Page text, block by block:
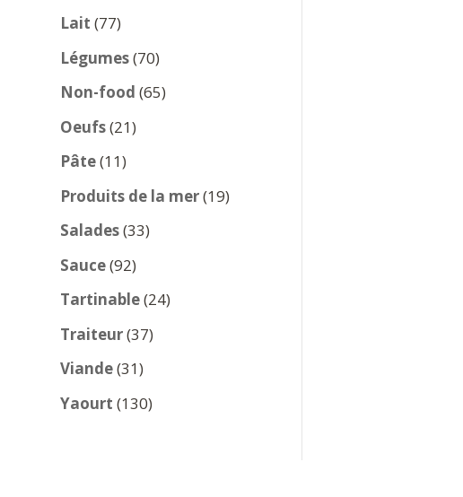
Lait 7777
produits
Légumes 7070
produits
Non-food 6565
Oeufs 2121
Pâte 1111
produits
Produits de la mer 1919
Salades 3333
Sauce 9292
produits
Tartinable 2424
Traiteur 3737
Viande 3131
produits
Yaourt 130130